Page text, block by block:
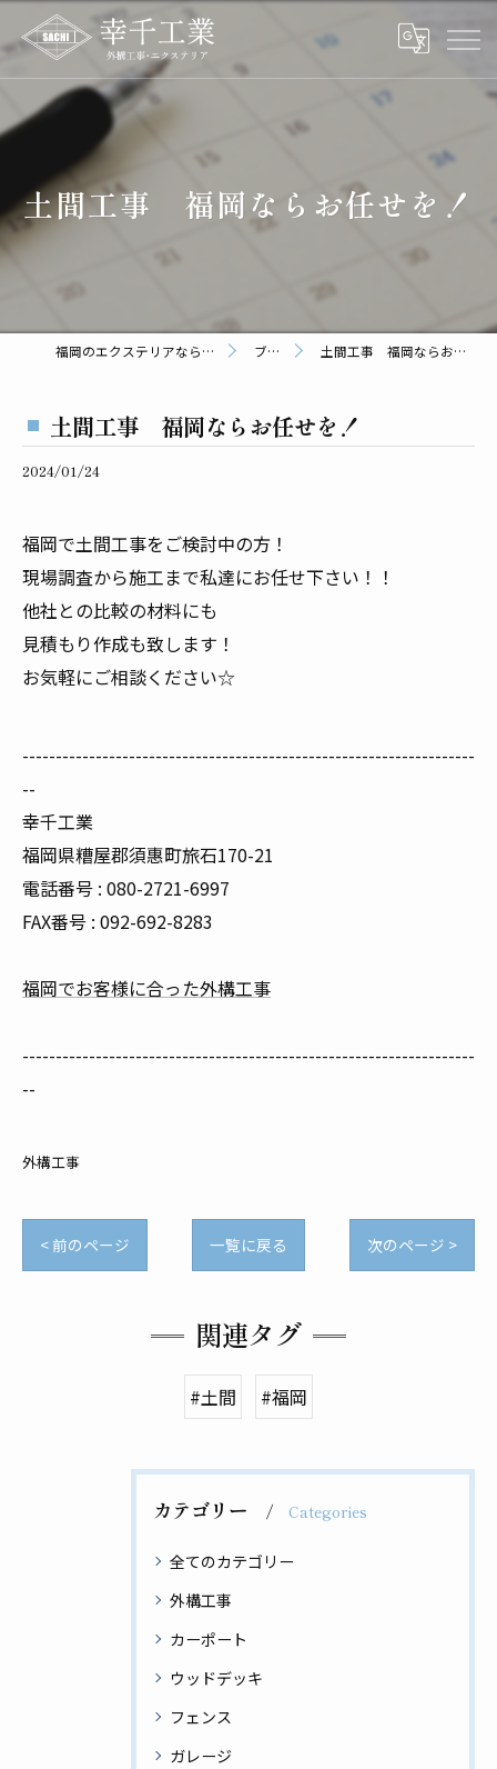
土間工事 福岡ならお任せを！
福岡のエクステリアなら幸千工業 ブログ 土間工事 福岡ならお任せを！
土間工事 福岡ならお任せを！
2024/01/24
福岡で土間工事をご検討中の方！
現場調査から施工まで私達にお任せ下さい！！
他社との比較の材料にも
見積もり作成も致します！
お気軽にご相談ください☆
--------------------------------------------------------------------
--
幸千工業
福岡県糟屋郡須惠町旅石170-21
電話番号 : 080-2721-6997
FAX番号 : 092-692-8283
福岡でお客様に合った外構工事
--------------------------------------------------------------------
--
外構工事
< 前のページ 一覧に戻る 次のページ >
関連タグ
#土間 #福岡
カテゴリー Categories
全てのカテゴリー
外構工事
カーポート
ウッドデッキ
フェンス
ガレージ